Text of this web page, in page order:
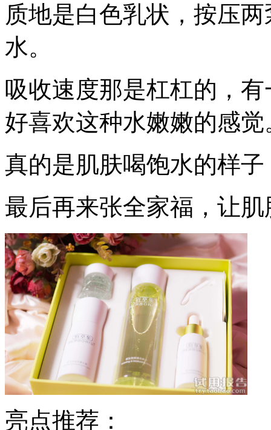
质地是白色乳状，按压
水。
吸收速度那是杠杠的，
好喜欢这种水嫩嫩的感觉
真的是肌肤喝饱水的样子
最后再来张全家福，让
亮点推荐：